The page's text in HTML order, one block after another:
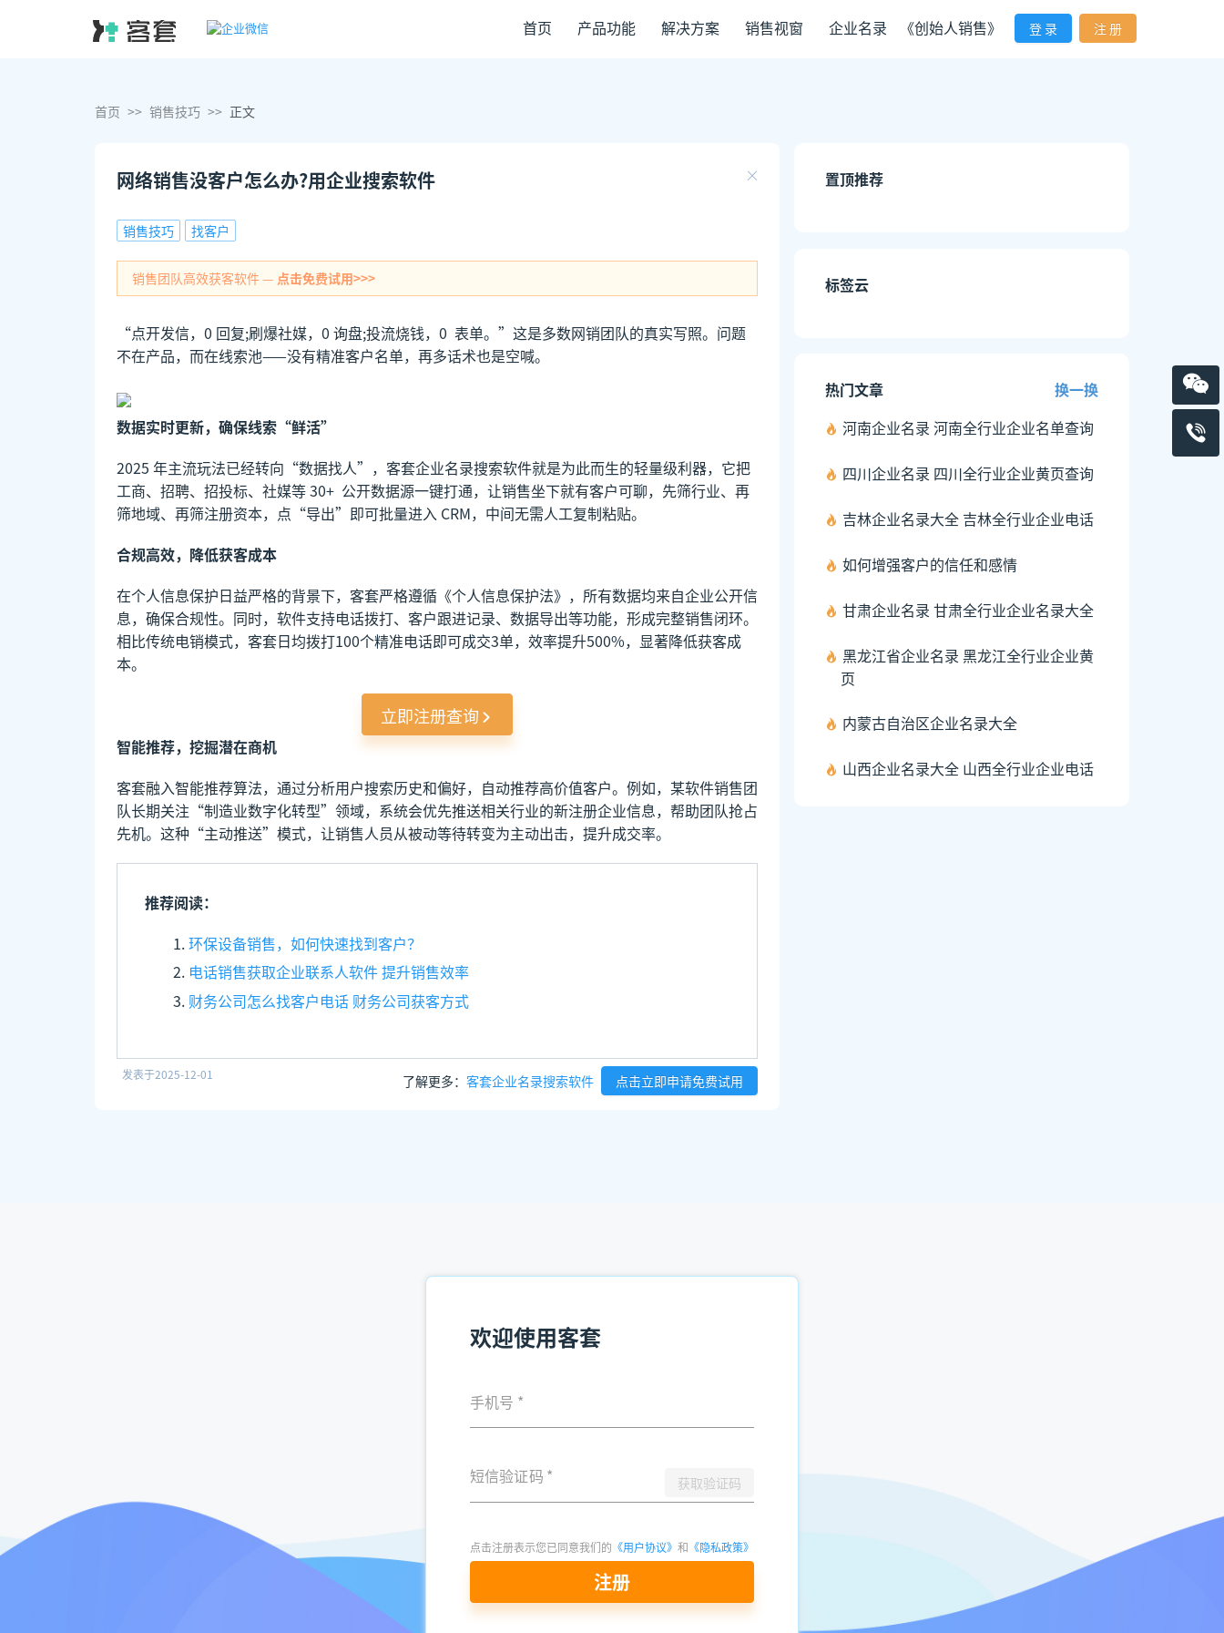
首页 产品功能 解决方案 销售视窗 企业名录 《创始人销售》 登 录 注 册
首页 >> 销售技巧 >> 正文
网络销售没客户怎么办?用企业搜索软件
销售技巧 找客户
销售团队高效获客软件 — 点击免费试用>>>
“点开发信，0 回复;刷爆社媒，0 询盘;投流烧钱，0 表单。”这是多数网销团队的真实写照。问题
不在产品，而在线索池——没有精准客户名单，再多话术也是空喊。
数据实时更新，确保线索“鲜活”
2025 年主流玩法已经转向“数据找人”，客套企业名录搜索软件就是为此而生的轻量级利器，它把
工商、招聘、招投标、社媒等 30+ 公开数据源一键打通，让销售坐下就有客户可聊，先筛行业、再
筛地域、再筛注册资本，点“导出”即可批量进入 CRM，中间无需人工复制粘贴。
合规高效，降低获客成本
在个人信息保护日益严格的背景下，客套严格遵循《个人信息保护法》，所有数据均来自企业公开信
息，确保合规性。同时，软件支持电话拨打、客户跟进记录、数据导出等功能，形成完整销售闭环。
相比传统电销模式，客套日均拨打100个精准电话即可成交3单，效率提升500%，显著降低获客成
本。
立即注册查询
智能推荐，挖掘潜在商机
客套融入智能推荐算法，通过分析用户搜索历史和偏好，自动推荐高价值客户。例如，某软件销售团
队长期关注“制造业数字化转型”领域，系统会优先推送相关行业的新注册企业信息，帮助团队抢占
先机。这种“主动推送”模式，让销售人员从被动等待转变为主动出击，提升成交率。
推荐阅读：
环保设备销售，如何快速找到客户？
电话销售获取企业联系人软件 提升销售效率
财务公司怎么找客户电话 财务公司获客方式
发表于2025-12-01 了解更多： 客套企业名录搜索软件 点击立即申请免费试用
置顶推荐
标签云
热门文章
换一换
河南企业名录 河南全行业企业名单查询
四川企业名录 四川全行业企业黄页查询
吉林企业名录大全 吉林全行业企业电话
如何增强客户的信任和感情
甘肃企业名录 甘肃全行业企业名录大全
黑龙江省企业名录 黑龙江全行业企业黄
页
内蒙古自治区企业名录大全
山西企业名录大全 山西全行业企业电话
欢迎使用客套
手机号 *
短信验证码 * 获取验证码
点击注册表示您已同意我们的 《用户协议》 和 《隐私政策》
注册